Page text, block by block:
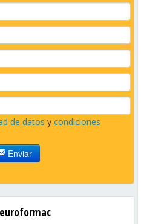
de datos y condiciones
Enviar